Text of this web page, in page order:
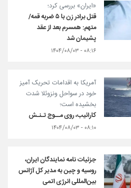
«ایران» بررسی کرد؛
قتل برادر زن با ۵ ضربه قمه/
متهم: همسرم بعد از عقد
پشیمان شد
۰۸:۱۶ - ۱۴۰۴/۰۸/۰۳
آمریکا به اقدامات تحریک آمیز
خود در سواحل ونزوئلا شدت
بخشیده است؛
کارائیب، روی مــوج تـنـش
۰۸:۱۰ - ۱۴۰۴/۰۸/۰۳
جزئیات نامه نمایندگان ایران،
روسیه و چین به مدیر کل آژانس
بین‌المللی انرژی اتمی